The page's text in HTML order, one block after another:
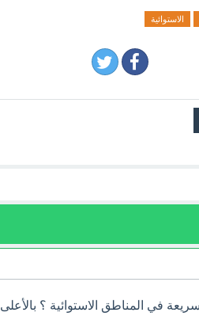
الاستوائية
في المناطق الاستوائية ؟ بالأعلى.